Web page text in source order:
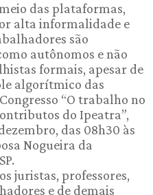
das plataformas,
alta informalidade e
são
autônomos e não
formais, apesar de
algorítmico das
“O trabalho no
do Ipeatra”,
das 08h30 às
Nogueira da
juristas, professores,
e de demais